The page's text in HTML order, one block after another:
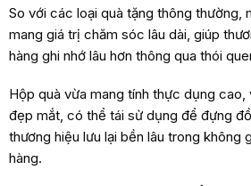
So với các loại quà tặng thông thường,
mang giá trị chăm sóc lâu dài, giúp
hàng ghi nhớ lâu hơn thông qua thói
Hộp quà vừa mang tính thực dụng
đẹp mắt, có thể tái sử dụng để đựng
thương hiệu lưu lại bền lâu trong không
hàng.